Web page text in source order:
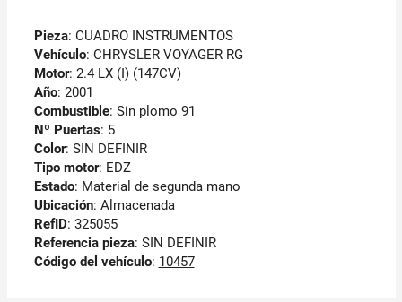
Pieza: CUADRO INSTRUMENTOS
Vehículo: CHRYSLER VOYAGER RG
Motor: 2.4 LX (I) (147CV)
Año: 2001
Combustible: Sin plomo 91
Nº Puertas: 5
Color: SIN DEFINIR
Tipo motor: EDZ
Estado: Material de segunda mano
Ubicación: Almacenada
RefID: 325055
Referencia pieza: SIN DEFINIR
Código del vehículo: 10457